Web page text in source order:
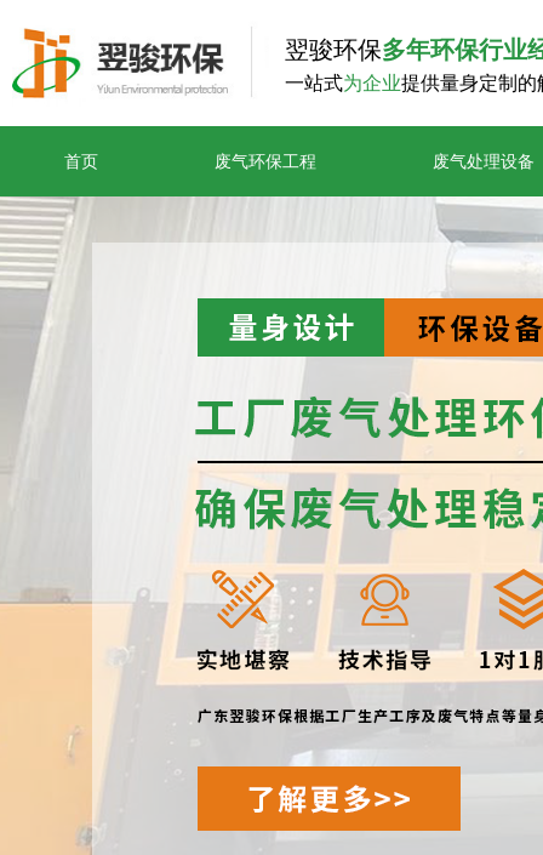
首页 废气环保工程 废气处理设备
翌骏环保多年环保行业
一站式为企业提供量身定制的